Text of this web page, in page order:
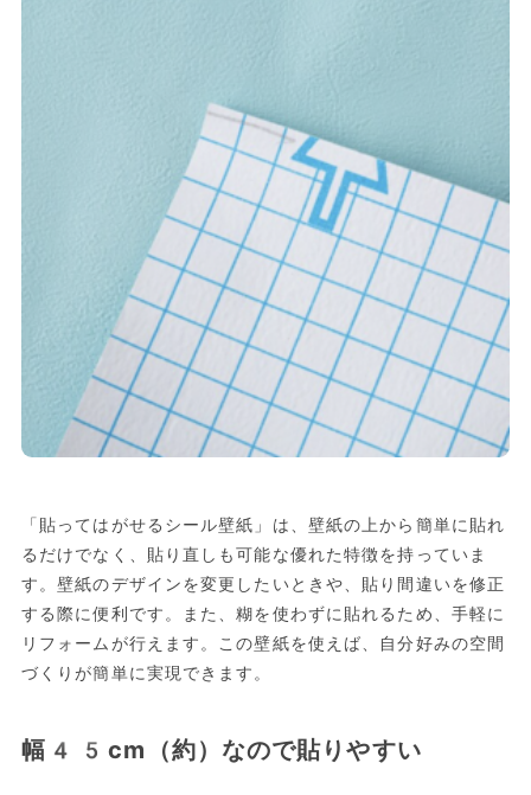
「貼ってはがせるシール壁紙」は、壁紙の上から簡単に貼れ
るだけでなく、貼り直しも可能な優れた特徴を持っていま
す。壁紙のデザインを変更したいときや、貼り間違いを修正
する際に便利です。また、糊を使わずに貼れるため、手軽に
リフォームが行えます。この壁紙を使えば、自分好みの空間
づくりが簡単に実現できます。
幅45cm（約）なので貼りやすい